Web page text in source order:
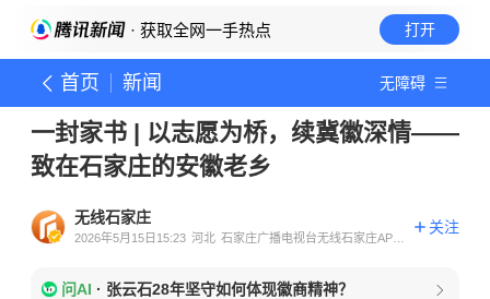
· 获取全网一手热点 打开
首页 新闻 无障碍
一封家书 | 以志愿为桥，续冀徽深情——
致在石家庄的安徽老乡
无线石家庄
2026年5月15日15:23 河北 石家庄广播电视台无线石家庄APP
关注
问AI · 张云石28年坚守如何体现徽商精神？